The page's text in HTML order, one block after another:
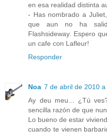
en esa realidad distinta
- Has nombrado a
que aun no ha
Flashsideway. Espero
un cafe con Lafleur!
Responder
Noa 7 de abril de 2010 a
Ay deu meu... ¿Tú
sencilla razón de que
Lo bueno de estar
cuando te vienen